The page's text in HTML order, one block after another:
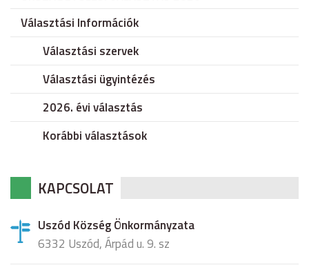
Választási Információk
Választási szervek
Választási ügyintézés
2026. évi választás
Korábbi választások
KAPCSOLAT
Uszód Község Önkormányzata
6332 Uszód, Árpád u. 9. sz